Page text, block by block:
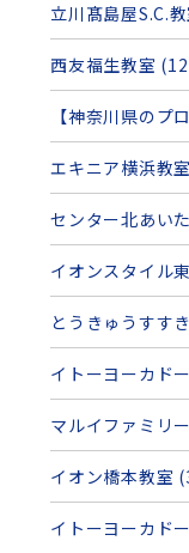
立川髙島屋S.C.
西友福生教室
【神奈川県のプ
エキニア横浜教
センター北あい
イオンスタイル
とうきゅうすす
イトーヨーカド
マルイファミリ
イオン橋本教室
イトーヨーカド